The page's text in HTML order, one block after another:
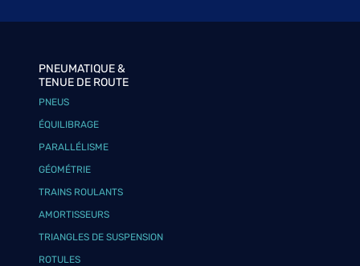
PNEUMATIQUE &
TENUE DE ROUTE
PNEUS
ÉQUILIBRAGE
PARALLÉLISME
GÉOMÉTRIE
TRAINS ROULANTS
AMORTISSEURS
TRIANGLES DE SUSPENSION
ROTULES